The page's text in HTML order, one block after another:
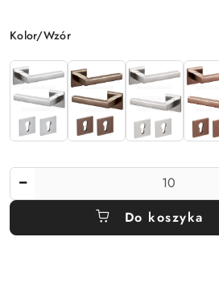
Wariant
Kolor/Wzór
Do koszyka